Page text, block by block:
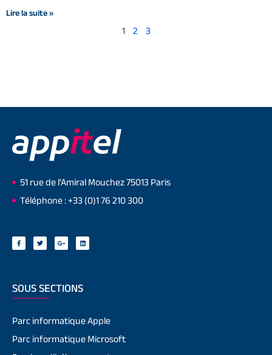
Lire la suite »
1 2 3
51 rue de l’Amiral Mouchez 75013 Paris
Téléphone : +33 (0)1 76 210 300
SOUS SECTIONS
Parc informatique Apple
Parc informatique Microsoft